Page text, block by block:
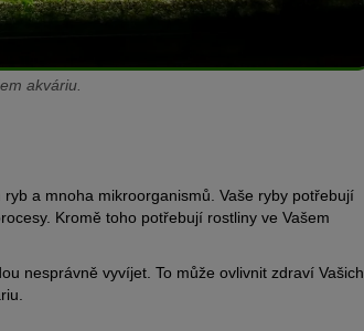
akváriu.
a mnoha mikroorganismů. Vaše ryby potřebují
Kromě toho potřebují rostliny ve Vašem
nesprávně vyvíjet. To může ovlivnit zdraví Vašich